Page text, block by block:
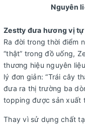
Nguyên liệu
Zestty đưa hương vị
Ra đời trong thời điểm
“thật” trong đồ uống,
thương hiệu nguyên
lý đơn giản: “Trái cây
đưa ra thị trường ba
topping được sản xuất
Thay vì sử dụng chất